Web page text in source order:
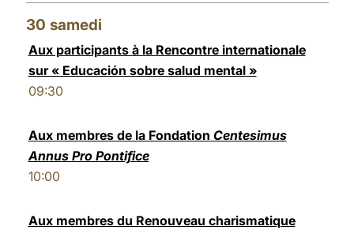
30 samedi
Aux participants à la Rencontre internationale
sur « Educación sobre salud mental »
09:30
Aux membres de la Fondation Centesimus
Annus Pro Pontifice
10:00
Aux membres du Renouveau charismatique